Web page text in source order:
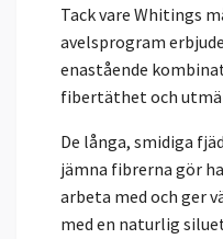
Tack vare Whitings
avelsprogram
enastående
fibertäthet och
De långa, smidiga
jämna fibrerna gör
arbeta med och ger
med en naturlig